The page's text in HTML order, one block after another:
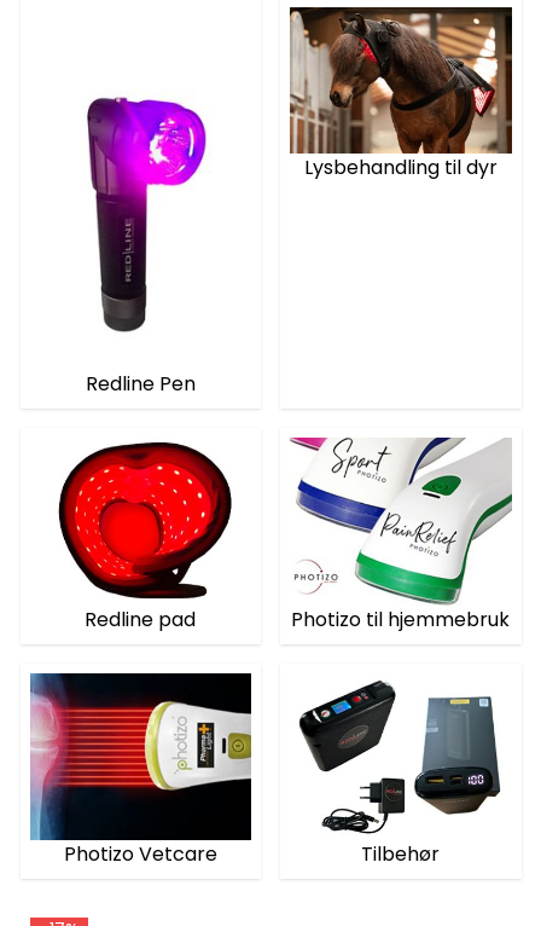
Redline Pen
Lysbehandling til dyr
Redline pad Photizo til hjemmebruk
Photizo Vetcare Tilbehør